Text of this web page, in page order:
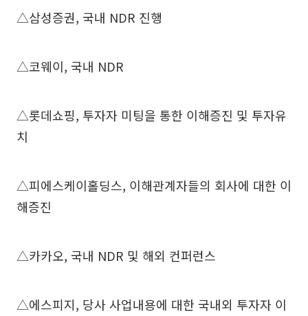
△삼성증권, 국내 NDR 진행
△코웨이, 국내 NDR
△롯데쇼핑, 투자자 미팅을 통한 이해증진 및 투자유
치
△피에스케이홀딩스, 이해관계자들의 회사에 대한 이
해증진
△카카오, 국내 NDR 및 해외 컨퍼런스
△에스피지, 당사 사업내용에 대한 국내외 투자자 이